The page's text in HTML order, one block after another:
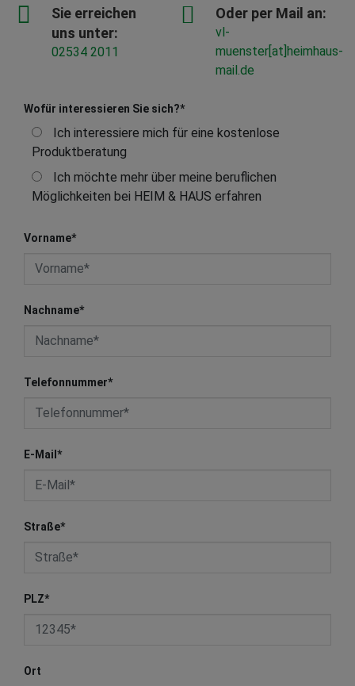
Sie erreichen
uns unter:
02534 2011
Oder per Mail an:
vl-
muenster[at]heimhaus-
mail.de
Wofür interessieren Sie sich?*
Produktberatung
Möglichkeiten bei HEIM & HAUS erfahren
Vorname*
Nachname*
Telefonnummer*
E-Mail *
Straße*
PLZ*
Ort